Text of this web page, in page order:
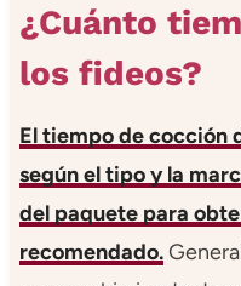
¿Cuánto
los fideos?
El tiempo de cocción
según el tipo y la
del paquete para
recomendado.